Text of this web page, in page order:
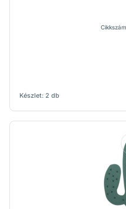
Készlet: 2 db